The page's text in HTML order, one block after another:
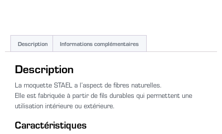
Description Informations complémentaires
Description
La moquette STAEL a l’aspect de fibres naturelles.
Elle est fabriquée à partir de fils durables qui permettent une
utilisation intérieure ou extérieure.
Caractéristiques